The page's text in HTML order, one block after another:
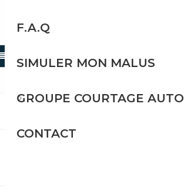
F.A.Q
SIMULER MON MALUS
GROUPE COURTAGE AUTO
CONTACT